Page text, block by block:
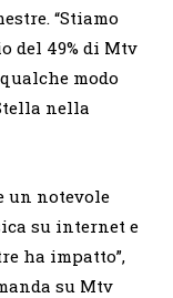
“Stiamo
del 49% di Mtv
modo
nella
un notevole
su internet e
ha impatto”,
su Mtv